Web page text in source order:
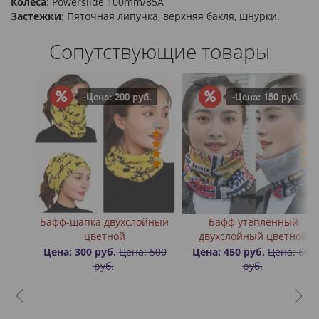
Застежки: Пяточная липучка, верхняя бакля, шнурки.
Сопутствующие товары
-Цена: 200 руб.
Бафф-шапка двухслойный
цветной
Цена: 300 руб. Цена: 500
руб.
-Цена: 150 руб.
Бафф утепленный
двухслойный цветной
Цена: 450 руб. Цена: 600
руб.